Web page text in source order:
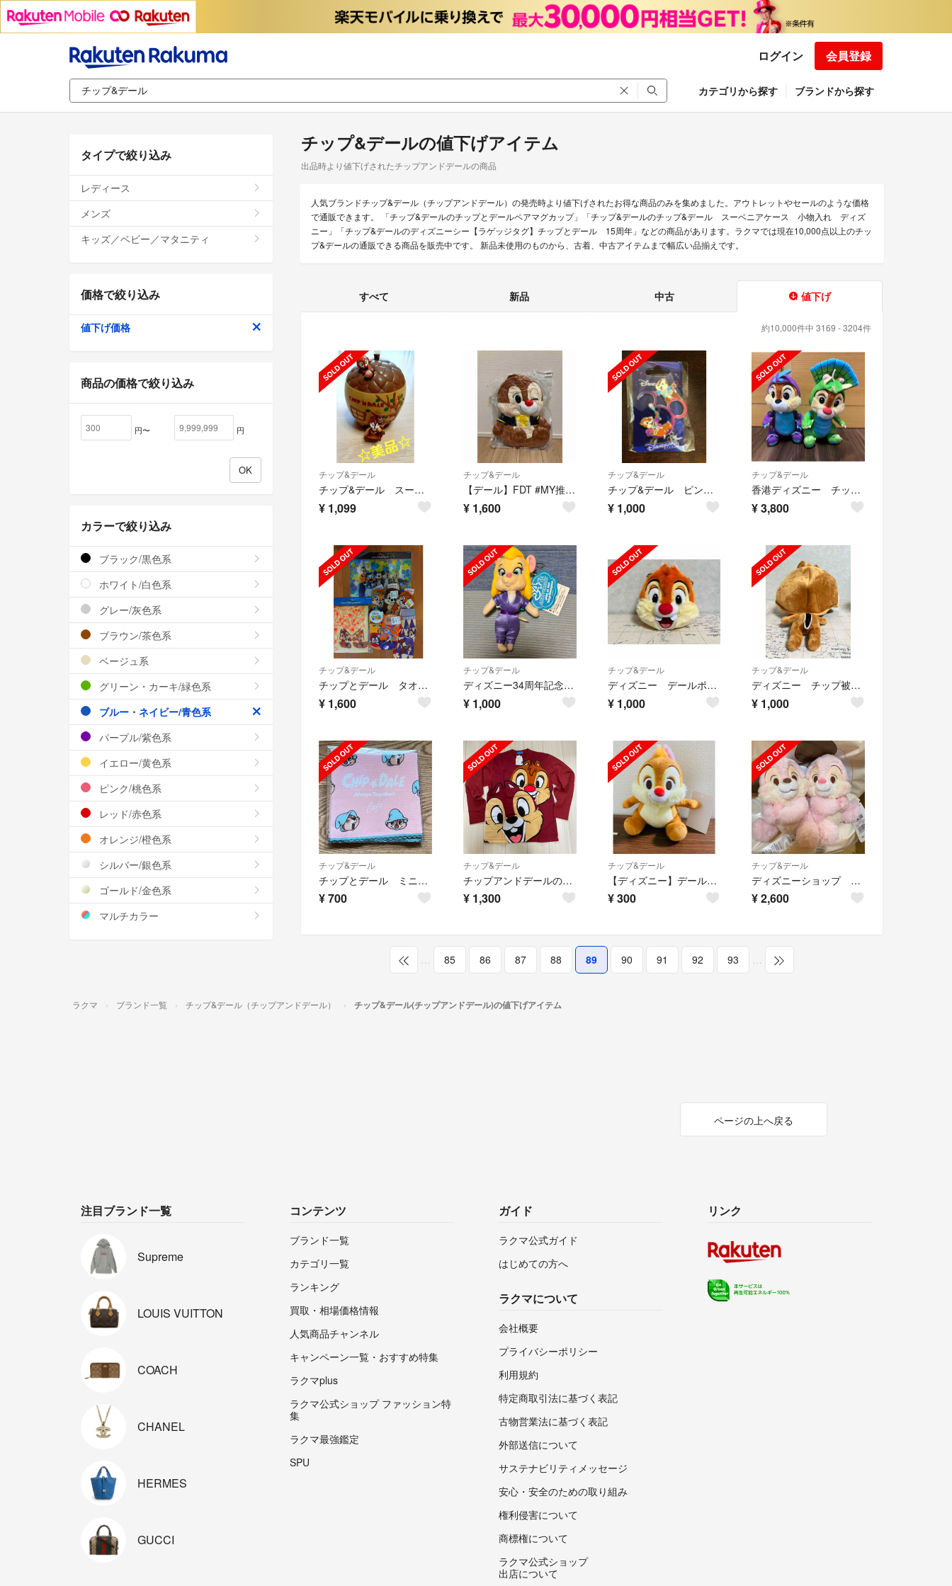
ログイン 会員登録
カテゴリから探す ブランドから探す
チップ&デールの値下げアイテム
出品時より値下げされたチップアンドデールの商品
人気ブランドチップ&デール（チップアンドデール）の発売時より値下げされたお得な商品のみを集めました。アウトレットやセールのような価格
で通販できます。 「チップ&デールのチップとデールペアマグカップ」「チップ&デールのチップ&デール スーベニアケース 小物入れ ディズ
ニー」「チップ&デールのディズニーシー【ラゲッジタグ】チップとデール 15周年」などの商品があります。ラクマでは現在10,000点以上のチッ
プ&デールの通販できる商品を販売中です。 新品未使用のものから、古着、中古アイテムまで幅広い品揃えです。
すべて 新品 中古 値下げ
約10,000件中 3169 - 3204件
チップ&デール
チップ&デール スーベニアケース 小物入れ ディズニー
¥ 1,099
チップ&デール
【デール】FDT #MY推しDAYS超超BIGぬいぐるみ
¥ 1,600
チップ&デール
チップ&デール ピンバッジ Disneyland Paris 30th パリ
¥ 1,000
チップ&デール
香港ディズニー チップとデール 恐竜ぬいぐるみ
¥3,800
チップ&デール
チップとデール タオル、ホルダー、靴下
¥ 1,600
チップ&デール
ディズニー34周年記念❣️ガジェットぬいぐるみバッジ
¥ 1,000
チップ&デール
ディズニー デールポーチ 値下げ中
¥ 1,000
チップ&デール
ディズニー チップ被り物 値下げ中
¥ 1,000
チップ&デール
チップとデール ミニタオル 新品 未使用
¥700
チップ&デール
チップアンドデールのトレーナー
¥ 1,300
チップ&デール
【ディズニー】デール ぬいぐるみ
¥300
チップ&デール
ディズニーショップ サクラSAKURA2023 チップとデール ぬいぐるみ
¥2,600
85 86 87 88 89 90 91 92 93
タイプで絞り込み
レディース
メンズ
キッズ／ベビー／マタニティ
価格で絞り込み
値下げ価格
商品の価格で絞り込み
円〜 円
カラーで絞り込み
ブラック/黒色系
ホワイト/白色系
グレー/灰色系
ブラウン/茶色系
ベージュ系
グリーン・カーキ/緑色系
ブルー・ネイビー/青色系
パープル/紫色系
イエロー/黄色系
ピンク/桃色系
レッド/赤色系
オレンジ/橙色系
シルバー/銀色系
ゴールド/金色系
マルチカラー
ラクマ ブランド一覧 チップ&デール（チップアンドデール） チップ&デール(チップアンドデール)の値下げアイテム
ページの上へ戻る
注目ブランド一覧
Supreme
LOUIS VUITTON
COACH
CHANEL
HERMES
GUCCI
コンテンツ
ブランド一覧
カテゴリ一覧
ランキング
買取・相場価格情報
人気商品チャンネル
キャンペーン一覧・おすすめ特集
ラクマplus
ラクマ公式ショップ ファッション特
集
ラクマ最強鑑定
SPU
ガイド
ラクマ公式ガイド
はじめての方へ
ラクマについて
会社概要
プライバシーポリシー
利用規約
特定商取引法に基づく表記
古物営業法に基づく表記
外部送信について
サステナビリティメッセージ
安心・安全のための取り組み
権利侵害について
商標権について
ラクマ公式ショップ
出店について
リンク